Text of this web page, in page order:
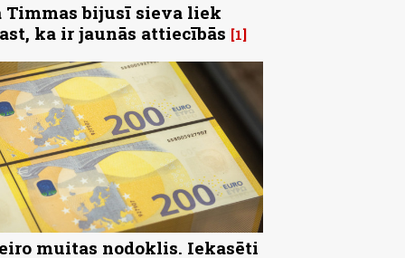
Timmas bijusī sieva liek
ka ir jaunās attiecībās 1
muitas nodoklis. Iekasēti